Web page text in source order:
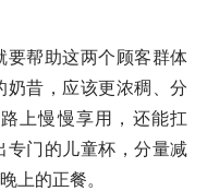
要帮助这两个顾客群体
奶昔，应该更浓稠、分
上慢慢享用，还能扛
专门的儿童杯，分量减
上的正餐。